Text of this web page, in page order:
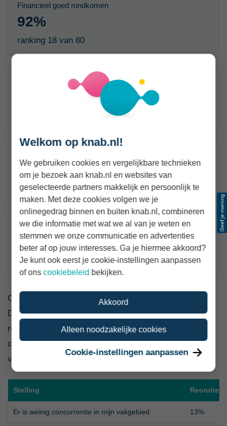
Financieel goed rondkomen
92%
ranking 18 van 80
Vakgebied goed betaald
Goed in onderhandelen
79%
ranking 2 van 80
Veel vraag naar werk
60%
ranking 77 van 80
Ook maakt 59% zich zorgen over wet- en regelgeving.
Dat kan te maken hebben met de manier waarop
recruiters worden ingehuurd, langdurige interim-
opdrachten, zelfstandigheid, privacyregels en
veranderende arbeidsmarktregels.
Stelling Recruiter
Er is weinig concurrentie in mijn vakgebied 13%
Welkom op knab.nl!
We gebruiken cookies en vergelijkbare technieken
om je bezoek aan knab.nl en websites van
geselecteerde partners makkelijk en persoonlijk te
maken. Met deze cookies volgen we je
onlinegedrag binnen en buiten knab.nl, combineren
we die informatie met wat we al van je weten en
stemmen we onze communicatie en advertenties
beter af op jouw interesses. Ga je hiermee akkoord?
Je kunt ook eerst je cookie-instellingen aanpassen
of onscookiebeleid bekijken.
Akkoord
Alleen noodzakelijke cookies
Cookie-instellingen aanpassen